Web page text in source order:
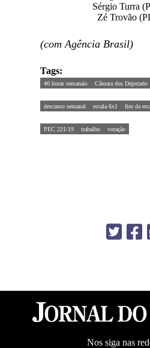
Sérgio Turra
Zé Trovão
(com Agência Brasil)
Tags:
40 horas semanais Câmara dos Deputado
descanso semanal escala 6x1 fim da
PEC 221/19 trabalho votação
Nos siga nas